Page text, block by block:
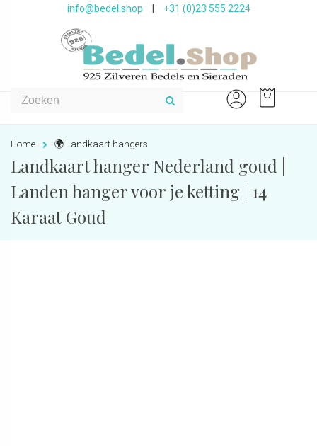
info@bedel.shop +31 (0)23 555 2224
Home 🌍 Landkaart hangers
Landkaart hanger Nederland goud |
Landen hanger voor je ketting | 14
Karaat Goud